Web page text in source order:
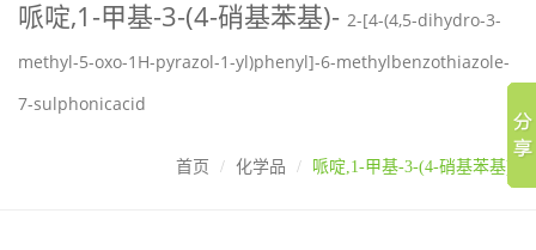
哌啶,1-甲基-3-(4-硝基苯基)- 2-[4-(4,5-dihydro-3-
methyl-5-oxo-1H-pyrazol-1-yl)phenyl]-6-methylbenzothiazole-
7-sulphonicacid
首页 化学品 哌啶,1-甲基-3-(4-硝基苯基)-